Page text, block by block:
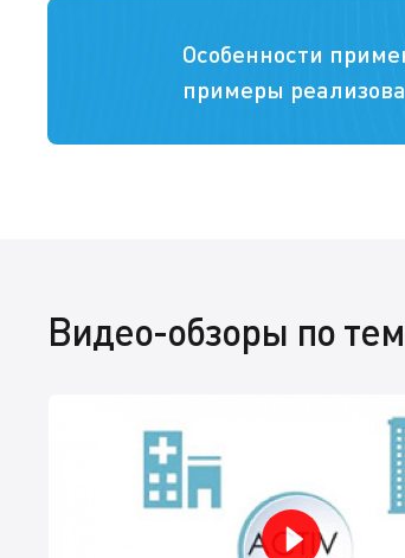
Особенности
примеры
Видео-обзоры по